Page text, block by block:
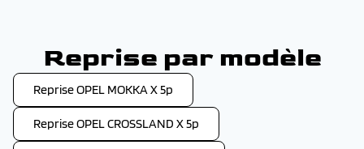
Reprise par modèle
Reprise OPEL MOKKA X 5p
Reprise OPEL CROSSLAND X 5p